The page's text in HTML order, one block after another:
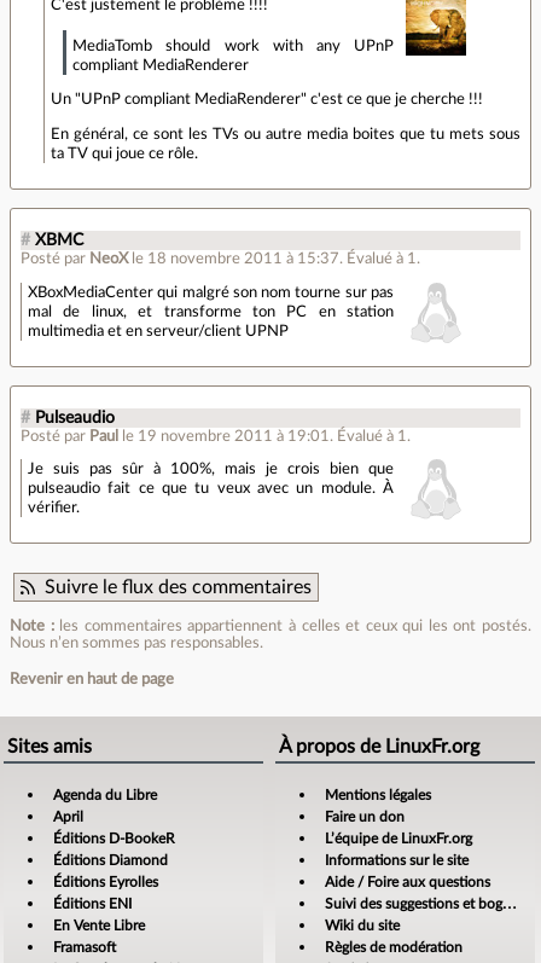
C'est justement le problème !!!!
MediaTomb should work with any UPnP
compliant MediaRenderer
Un "UPnP compliant MediaRenderer" c'est ce que je cherche !!!
En général, ce sont les TVs ou autre media boites que tu mets sous
ta TV qui joue ce rôle.
# XBMC
Posté par NeoX le 18 novembre 2011 à 15:37. Évalué à 1 .
XBoxMediaCenter qui malgré son nom tourne sur pas
mal de linux, et transforme ton PC en station
multimedia et en serveur/client UPNP
# Pulseaudio
Posté par Paul le 19 novembre 2011 à 19:01 . Évalué à 1 .
Je suis pas sûr à 100%, mais je crois bien que
pulseaudio fait ce que tu veux avec un module. À
vérifier.
Suivre le flux des commentaires
Note :les commentaires appartiennent à celles et ceux qui les ont postés.
Nous n’en sommes pas responsables.
Revenir en haut de page
Sites amis
Agenda du Libre
April
Éditions D-BookeR
Éditions Diamond
Éditions Eyrolles
Éditions ENI
En Vente Libre
Framasoft
À propos de LinuxFr.org
Mentions légales
Faire un don
L’équipe de LinuxFr.org
Informations sur le site
Aide / Foire aux questions
Suivi des suggestions et bogues
Wiki du site
Règles de modération